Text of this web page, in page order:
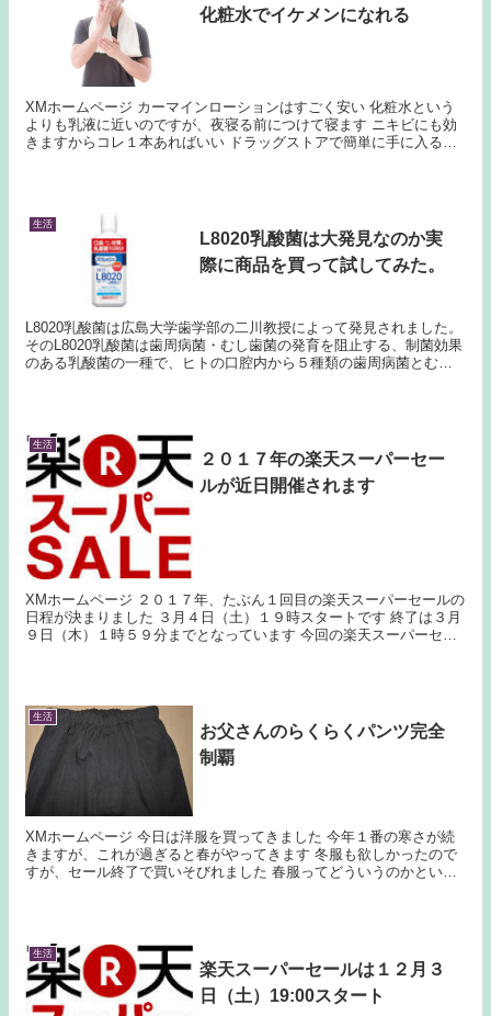
化粧水でイケメンになれる
XMホームページ カーマインローションはすごく安い 化粧水という
よりも乳液に近いのですが、夜寝る前につけて寝ます ニキビにも効
きますからコレ１本あればいい ドラッグストアで簡単に手に入るの
生活
L8020乳酸菌は大発見なのか実
際に商品を買って試してみた。
L8020乳酸菌は広島大学歯学部の二川教授によって発見されました。
そのL8020乳酸菌は歯周病菌・むし歯菌の発育を阻止する、制菌効果
のある乳酸菌の一種で、ヒトの口腔内から５種類の歯周病菌とむし
生活
２０１７年の楽天スーパーセー
ルが近日開催されます
XMホームページ ２０１７年、たぶん１回目の楽天スーパーセールの
日程が決まりました ３月４日（土）１９時スタートです 終了は３月
９日（木）１時５９分までとなっています 今回の楽天スーパーセー
生活
お父さんのらくらくパンツ完全
制覇
XMホームページ 今日は洋服を買ってきました 今年１番の寒さが続
きますが、これが過ぎると春がやってきます 冬服も欲しかったので
すが、セール終了で買いそびれました 春服ってどういうのかという
生活
楽天スーパーセールは１２月３
日（土）19:00スタート